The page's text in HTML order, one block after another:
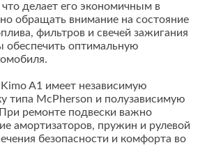
делает его экономичным в
обращать внимание на состояние
фильтров и свечей зажигания
обеспечить оптимальную
A1 имеет независимую
типа McPherson и полузависимую
ремонте подвески важно
амортизаторов, пружин и рулевой
безопасности и комфорта во